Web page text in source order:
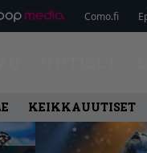
Como.fi
KEIKKAUUTISET